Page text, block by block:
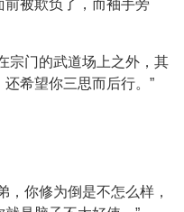
被欺负了，而袖手旁
宗门的武道场上之外，其
希望你三思而后行。”
，你修为倒是不怎么样，